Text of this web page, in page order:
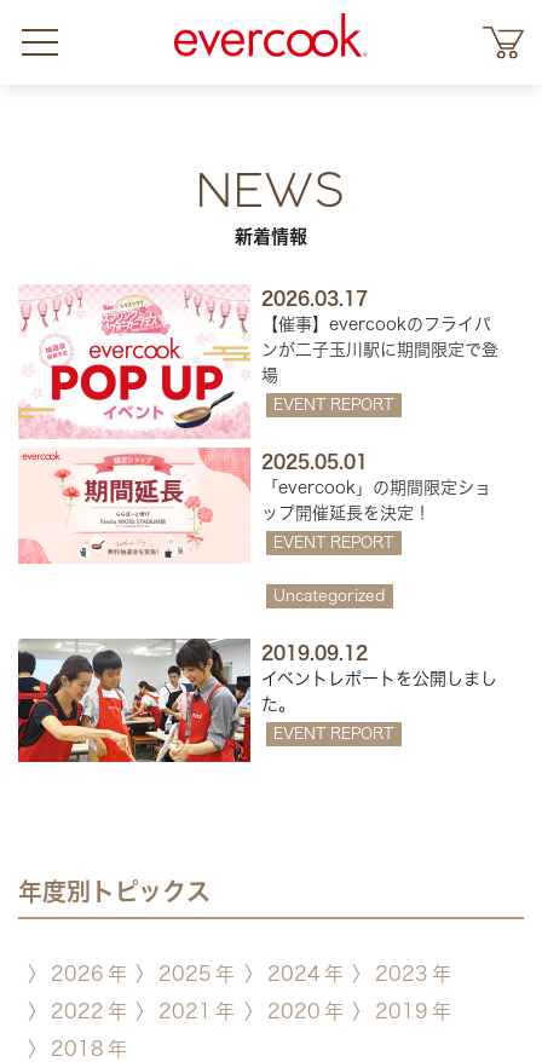
NEWS
新着情報
2026.03.17
【催事】evercookのフライパ
ンが二子玉川駅に期間限定で登
場
EVENT REPORT
2025.05.01
「evercook」の期間限定ショ
ップ開催延長を決定！
EVENT REPORT
Uncategorized
2019.09.12
イベントレポートを公開しまし
た。
EVENT REPORT
年度別トピックス
〉 2026 年 〉 2025 年 〉 2024 年 〉 2023 年
〉
2022 年 〉 2021 年 〉 2020 年 〉 2019 年
〉
2018 年